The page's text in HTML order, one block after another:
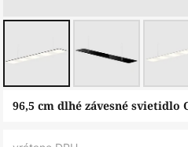
Preskočiť
96,5 cm dlhé závesné svietidlo